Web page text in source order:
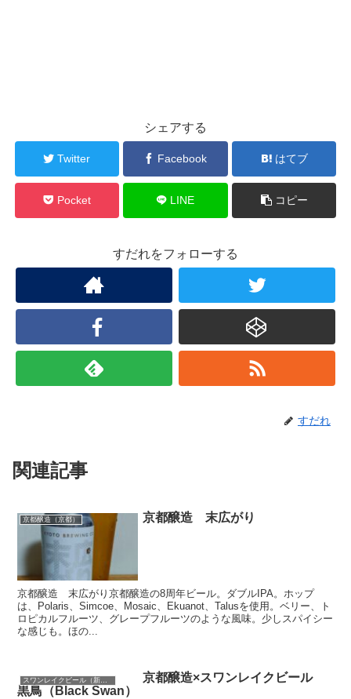
シェアする
Twitter Facebook はてブ
Pocket LINE コピー
すだれをフォローする
すだれ
関連記事
京都醸造（京都） 京都醸造 末広がり
京都醸造 末広がり京都醸造の8周年ビール。ダブルIPA。ホップ
は、Polaris、Simcoe、Mosaic、Ekuanot、Talusを使用。ベリー、ト
ロピカルフルーツ、グレープフルーツのような風味。少しスパイシー
な感じも。ほの...
スワンレイクビール（新潟）
京都醸造×スワンレイクビール
黒鳥（Black Swan）